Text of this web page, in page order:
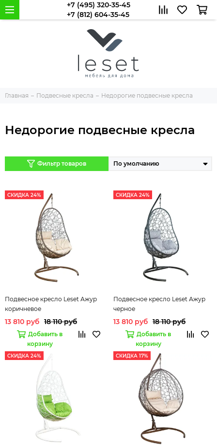
+7 (495) 320-35-45
+7 (812) 604-35-45
Главная Подвесные кресла Недорогие подвесные кресла
Недорогие подвесные кресла
Фильтр товаров
СКИДКА 24%
Подвесное кресло Leset Ажур
коричневое
13 810 руб 18 110 руб
Добавить в
корзину
СКИДКА 24%
Подвесное кресло Leset Ажур
черное
13 810 руб 18 110 руб
Добавить в
корзину
СКИДКА 24% СКИДКА 17%